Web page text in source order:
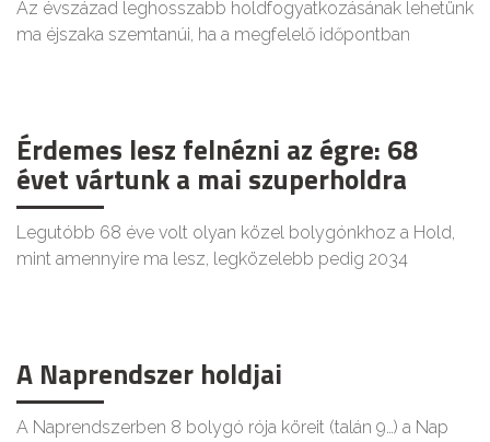
Az évszázad leghosszabb holdfogyatkozásának lehetünk
ma éjszaka szemtanúi, ha a megfelelő időpontban
Érdemes lesz felnézni az égre: 68
évet vártunk a mai szuperholdra
Legutóbb 68 éve volt olyan közel bolygónkhoz a Hold,
mint amennyire ma lesz, legközelebb pedig 2034
A Naprendszer holdjai
A Naprendszerben 8 bolygó rója köreit (talán 9…) a Nap